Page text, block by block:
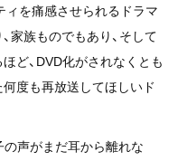
を痛感させられるドラマ
家族ものでもあり、そして
ど、DVD化がされなくとも
度も再放送してほしいド
の声がまだ耳から離れな